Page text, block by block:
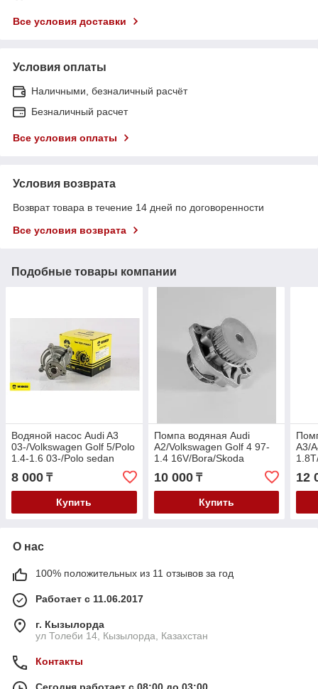
Все условия доставки
Условия оплаты
Наличными, безналичный расчёт
Безналичный расчет
Все условия оплаты
Условия возврата
Возврат товара в течение 14 дней по договоренности
Все условия возврата
Подобные товары компании
Водяной насос Audi A3
03-/Volkswagen Golf 5/Polo
1.4-1.6 03-/Polo sedan
2009-/Skoda Fabia/Rapid
1.4-1.6 2010-
8 000 ₸
Купить
Помпа водяная Audi
A2/Volkswagen Golf 4 97-
1.4 16V/Bora/Skoda
Octavia A4/Fabia 1997- 1.4
16V
10 000₸
Купить
A3/
12
О нас
100% положительных из 11 отзывов за год
Работает с 11.06.2017
г. Кызылорда
ул Толеби 14, Кызылорда, Казахстан
Контакты